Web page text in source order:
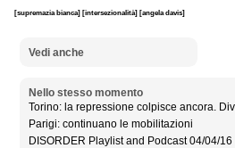
[supremazia bianca] [intersezionalità] [angela davis]
Vedi anche
Nello stesso momento
Torino: la repressione colpisce ancora.
Parigi: continuano le mobilitazioni
DISORDER Playlist and Podcast 04/04/16